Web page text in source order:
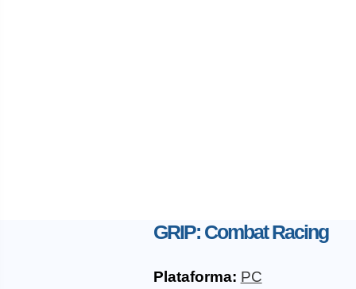
GRIP: Combat Racing
Plataforma: PC